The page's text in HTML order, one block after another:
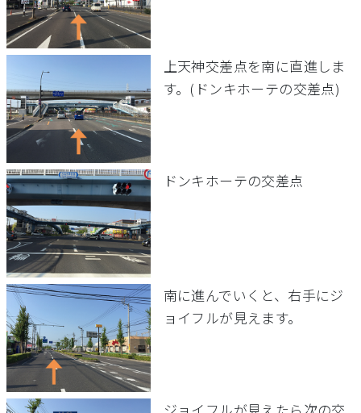
上天神交差点を南に直進しま
す。(ドンキホーテの交差点)
ドンキホーテの交差点
南に進んでいくと、右手にジ
ョイフルが見えます。